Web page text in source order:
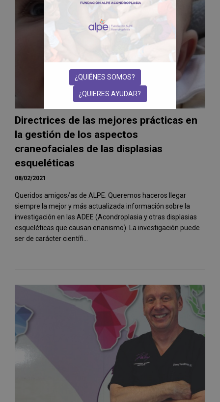
Directrices de las mejores prácticas en
la gestión de los aspectos
craneofaciales de las displasias
esqueléticas
08/02/2021
Queridos amigos/as de ALPE. Queremos haceros llegar
siempre la mejor y más actualizada información sobre la
investigación en las ADEE (Acondroplasia y otras displasias
esqueléticas que causan enanismo). La investigación puede
ser de carácter científi...
¿QUIÉNES SOMOS?
¿QUIERES AYUDAR?